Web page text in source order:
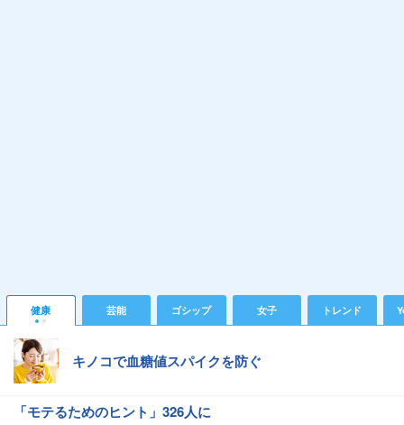
健康 芸能 ゴシップ 女子 トレンド
キノコで血糖値スパイクを防ぐ
「モテるためのヒント」326人に